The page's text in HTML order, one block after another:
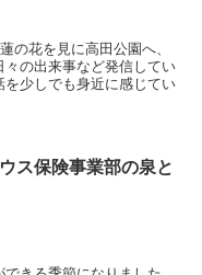
の花を見に高田公園へ、
の出来事など発信してい
少しでも身近に感じてい
ス保険事業部の泉と